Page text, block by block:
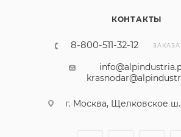
КОНТАКТЫ
8-800-511-32-12
г. Москва, Щелковское ш.,